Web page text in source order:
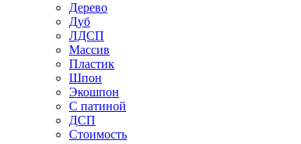
Дерево
Дуб
ЛДСП
Массив
Пластик
Шпон
Экошпон
С патиной
ДСП
Стоимость